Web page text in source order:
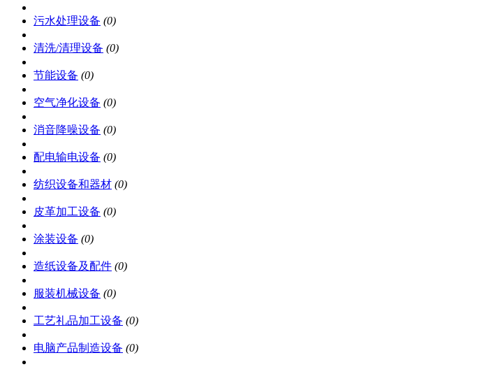
污水处理设备 (0)
清洗/清理设备 (0)
节能设备 (0)
空气净化设备 (0)
消音降噪设备 (0)
配电输电设备 (0)
纺织设备和器材 (0)
皮革加工设备 (0)
涂装设备 (0)
造纸设备及配件 (0)
服装机械设备 (0)
工艺礼品加工设备 (0)
电脑产品制造设备 (0)